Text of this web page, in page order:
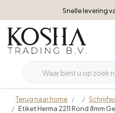
Snelle levering
Terug naar home
Etiket Herma 2211 Rond 8mm